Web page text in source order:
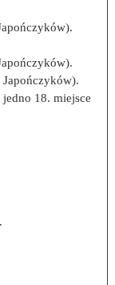
18. miejsce